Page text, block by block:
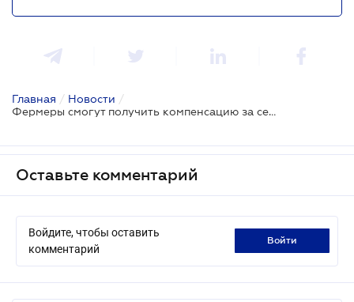
Главная / Новости /
Фермеры смогут получить компенсацию за семена не генномодифицированной сои
Оставьте комментарий
Войдите, чтобы оставить
комментарий
войти